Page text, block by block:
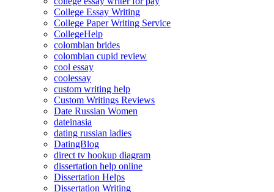
College Essay Writing
College Paper Writing Service
CollegeHelp
colombian brides
colombian cupid review
cool essay
coolessay
custom writing help
Custom Writings Reviews
Date Russian Women
dateinasia
dating russian ladies
DatingBlog
direct tv hookup diagram
dissertation help online
Dissertation Helps
Dissertation Writing